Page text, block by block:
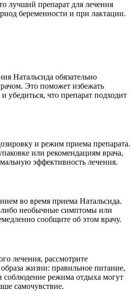
лучший препарат для лечения
беременности и при лактации.
Натальсида обязательно
Это поможет избежать
что препарат подходит
и режим приема препарата.
или рекомендациям врача,
эффективность лечения.
во время приема Натальсида.
либо необычные симптомы или
сообщите об этом врачу.
лечения, рассмотрите
жизни: правильное питание,
соблюдение режима отдыха могут
самочувствие.